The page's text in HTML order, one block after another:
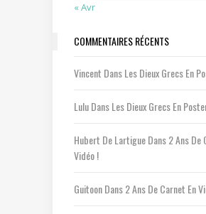
« Avr
COMMENTAIRES RÉCENTS
Vincent DansLes Dieux Grecs En
LuluDansLes Dieux Grecs En
Hubert De LartigueDans2 Ans De
Vidéo !
GuitoonDans2 Ans De Carnet En